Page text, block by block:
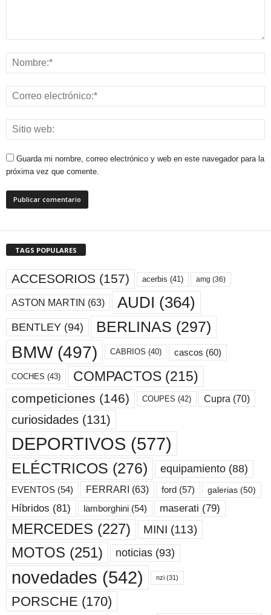
Guarda mi nombre, correo electrónico y web en este navegador para la
próxima vez que comente.
TAGS POPULARES
ACCESORIOS (157) acerbis (41) amg (36)
ASTON MARTIN (63) AUDI (364)
BENTLEY (94) BERLINAS (297)
BMW(497) CABRIOS (40) cascos (60)
COCHES (43) COMPACTOS (215)
competiciones (146) COUPES (42) Cupra (70)
curiosidades (131)
DEPORTIVOS (577)
ELÉCTRICOS (276) equipamiento (88)
EVENTOS (54) FERRARI (63) ford (57) galerias (50)
Híbridos (81) lamborghini (54) maserati (79)
MERCEDES (227) MINI (113)
MOTOS (251) noticias (93)
novedades (542) nzi (31)
PORSCHE (170)